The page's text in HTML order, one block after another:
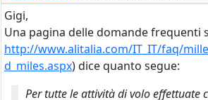
Gigi,
Una pagina delle domande frequenti
http://www.alitalia.com/IT_IT/faq/
d_miles.aspx) dice quanto segue:
Per tutte le attività di volo effettuate